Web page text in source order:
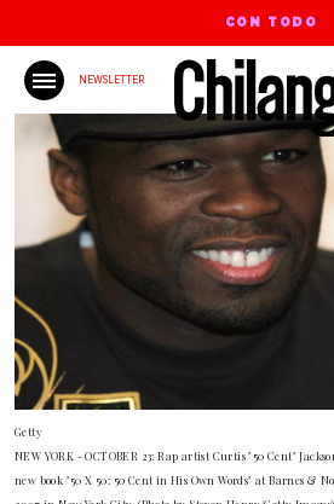
CON TODO
NEWSLETTER
Getty
NEW YORK - OCTOBER 23: Rap artist Curtis "50 Cent"
new book "50 X 50: 50 Cent in His Own Words" at Barnes &